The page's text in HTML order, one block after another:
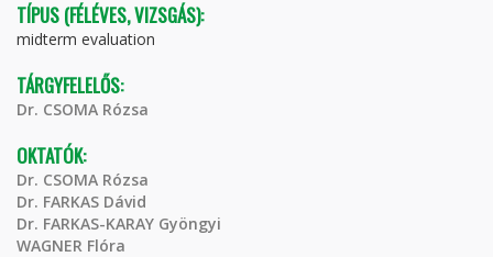
TÍPUS (FÉLÉVES, VIZSGÁS):
midterm evaluation
TÁRGYFELELŐS:
Dr. CSOMA Rózsa
OKTATÓK:
Dr. CSOMA Rózsa
Dr. FARKAS Dávid
Dr. FARKAS-KARAY Gyöngyi
WAGNER Flóra